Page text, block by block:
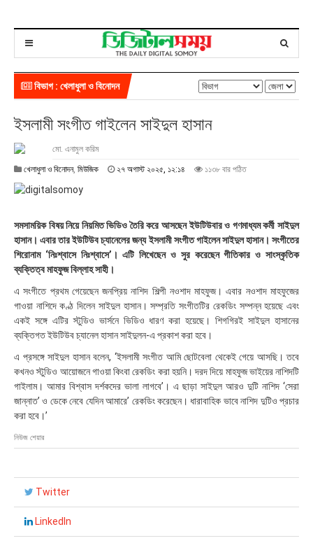
বিভাগ : খেলাধুলা ও বিনোদন
ইসলামী সংগীত গাইলেন সাইদুল হাসান
মো. এনামুল করিম
খেলাধুলা ও বিনোদন, মিউজিক ২৭ অগাস্ট ২০২৫, ১২:১৪
স্ট
০
২
১
২
:
১
১১৩৮ বার পঠিত
সমসাময়িক বিষয় নিয়ে নিয়মিত ভিডিও তৈরি করে আসছেন ইউটিউবার ও গণমাধ্যম কর্মী সাইদুল
হাসান। এবার তার ইউটিউব চ্যানেলের জন্য ইসলামী সংগীত গাইলেন সাইদুল হাসান। সংগীতের
শিরোনাম ‘নিঃশ্বাসে নিঃশ্বাসে’। এটি লিখেছেন ও সুর করেছেন গীতিকার ও সাংস্কৃতিক
ব্যক্তিত্ব মাহফুজ বিল্লাহ সাহী।
এ সংগীতে প্রথম গেয়েছেন জনপ্রিয় নাশিদ শিল্পী নওশাদ মাহফুজ। এবার নওশাদ মাহফুজের
গাওয়া নাশিদে কণ্ঠ দিলেন সাইদুল হাসান। সম্প্রতি সংগীতটির রেকডিং সম্পন্ন হয়েছে এবং
একই সঙ্গে এটির স্টুডিও ভার্সনে ভিডিও ধারণ করা হয়েছে। শিগগিরই সাইদুল হাসানের
ব্যক্তিগত ইউটিউব চ্যানেল হাসান সাইদুলন-এ প্রকাশ করা হবে।
এ প্রসঙ্গে সাইদুল হাসান বলেন, ‘ইসলামী সংগীত আমি ছোটবেলা থেকেই গেয়ে আসছি। তবে
কখনও স্টুডিও আয়োজনে গাওয়া কিংবা রেকডিং করা হয়নি। দরদ দিয়ে মাহফুজ ভাইয়ের নাশিদটি
গাইলাম। আমার বিশ্বাস দর্শকদের ভালা লাগবে’। এ ছাড়া সাইদুল আরও দুটি নাশিদ ‘সেরা
জান্নাত’ ও ডেকে নেবে যেদিন আমারে’ রেকডিং করেছেন। ধারাবাহিক ভাবে নাশিদ দুটিও প্রচার
করা হবে।’
নিউজ শেয়ার
Twitter
LinkedIn